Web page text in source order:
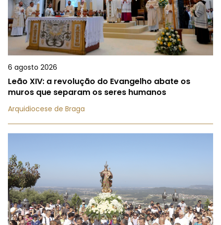
6 agosto 2026
Leão XIV: a revolução do Evangelho abate os
muros que separam os seres humanos
Arquidiocese de Braga